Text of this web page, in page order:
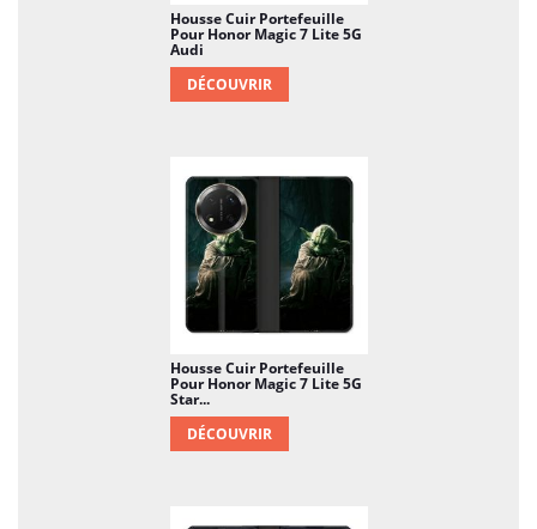
Housse Cuir Portefeuille
Pour Honor Magic 7 Lite 5G
Audi
DÉCOUVRIR
Housse Cuir Portefeuille
Pour Honor Magic 7 Lite 5G
Star...
DÉCOUVRIR